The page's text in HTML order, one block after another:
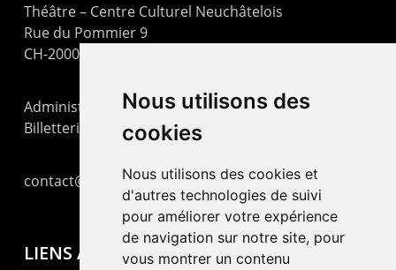
Nous utilisons des
cookies
Nous utilisons des cookies et
d'autres technologies de suivi
pour améliorer votre expérience
de navigation sur notre site, pour
vous montrer un contenu
Théâtre – Centre Culturel Neuchâtelois
Rue du Pommier 9
CH-2000 Neuchâtel
Administration : +41 32 725 03 03
Billetterie : +41 32 725 05 05
contact@lepommier.ch
LIENS AMIS